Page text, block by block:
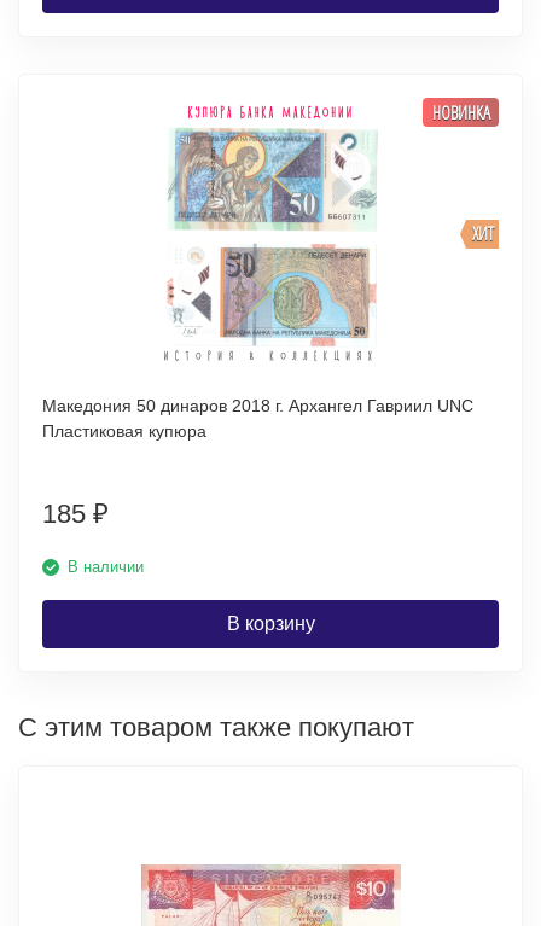
ХИТ
НОВИНКА
Македония 50 динаров 2018 г. Архангел Гавриил UNC
Пластиковая купюра
185 ₽
В наличии
В корзину
С этим товаром также покупают